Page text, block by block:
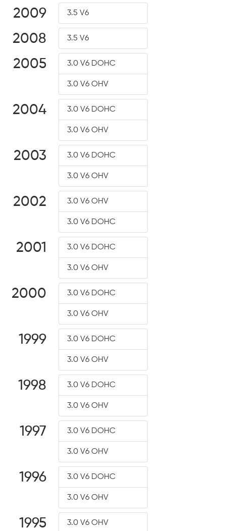
2009 3.5 V6
2008 3.5 V6
2005 3.0 V6 DOHC
3.0 V6 OHV
2004 3.0 V6 DOHC
3.0 V6 OHV
2003 3.0 V6 DOHC
3.0 V6 OHV
2002 3.0 V6 OHV
3.0 V6 DOHC
2001 3.0 V6 DOHC
3.0 V6 OHV
2000 3.0 V6 DOHC
3.0 V6 OHV
1999 3.0 V6 DOHC
3.0 V6 OHV
1998 3.0 V6 DOHC
3.0 V6 OHV
1997 3.0 V6 DOHC
3.0 V6 OHV
1996 3.0 V6 DOHC
3.0 V6 OHV
1995 3.0 V6 OHV